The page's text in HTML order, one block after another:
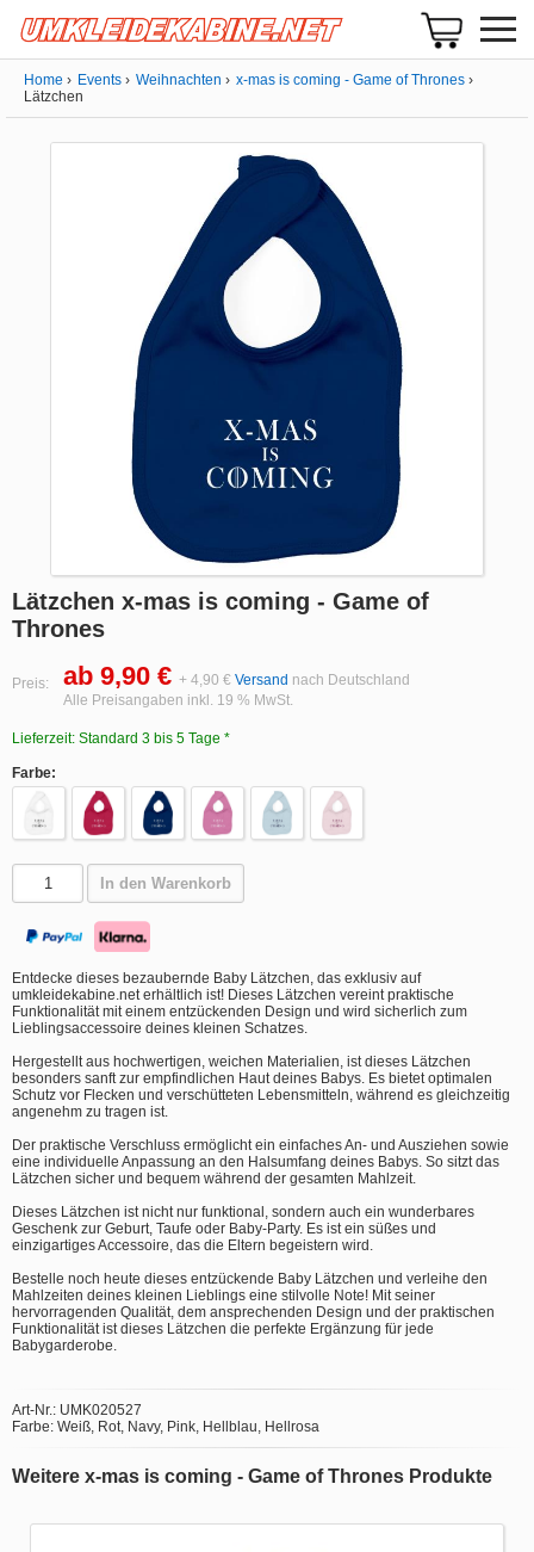
Home Events Weihnachten
x-mas is coming - Game of Thrones
Lätzchen
Lätzchen x-mas is coming - Game of
Thrones
Preis: ab 9,90 € + 4,90 € Versand nach Deutschland
Alle Preisangaben inkl. 19 % MwSt.
Lieferzeit: Standard 3 bis 5 Tage *
Farbe:
In den Warenkorb
Entdecke dieses bezaubernde Baby Lätzchen, das exklusiv auf
umkleidekabine.net erhältlich ist! Dieses Lätzchen vereint praktische
Funktionalität mit einem entzückenden Design und wird sicherlich zum
Lieblingsaccessoire deines kleinen Schatzes.
Hergestellt aus hochwertigen, weichen Materialien, ist dieses Lätzchen
besonders sanft zur empfindlichen Haut deines Babys. Es bietet optimalen
Schutz vor Flecken und verschütteten Lebensmitteln, während es gleichzeitig
angenehm zu tragen ist.
Der praktische Verschluss ermöglicht ein einfaches An- und Ausziehen sowie
eine individuelle Anpassung an den Halsumfang deines Babys. So sitzt das
Lätzchen sicher und bequem während der gesamten Mahlzeit.
Dieses Lätzchen ist nicht nur funktional, sondern auch ein wunderbares
Geschenk zur Geburt, Taufe oder Baby-Party. Es ist ein süßes und
einzigartiges Accessoire, das die Eltern begeistern wird.
Bestelle noch heute dieses entzückende Baby Lätzchen und verleihe den
Mahlzeiten deines kleinen Lieblings eine stilvolle Note! Mit seiner
hervorragenden Qualität, dem ansprechenden Design und der praktischen
Funktionalität ist dieses Lätzchen die perfekte Ergänzung für jede
Babygarderobe.
Art-Nr.: UMK020527
Farbe: Weiß, Rot, Navy, Pink, Hellblau, Hellrosa
Weitere x-mas is coming - Game of Thrones Produkte